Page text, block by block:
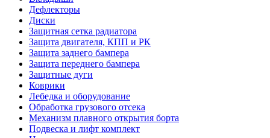
Дефлекторы
Диски
Защитная сетка радиатора
Защита двигателя, КПП и РК
Защита заднего бампера
Защита переднего бампера
Защитные дуги
Коврики
Лебедка и оборудование
Обработка грузового отсека
Механизм плавного открытия борта
Подвеска и лифт комплект